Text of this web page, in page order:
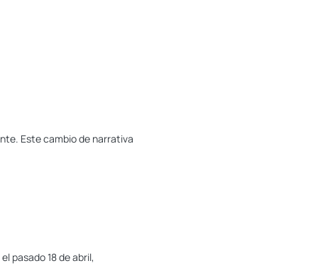
Este cambio de narrativa
pasado 18 de abril,